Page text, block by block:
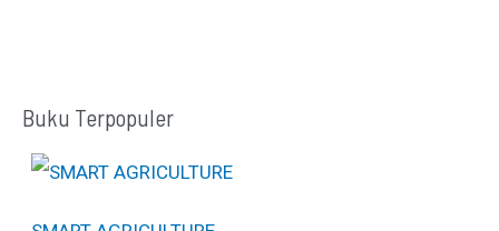
Buku Terpopuler